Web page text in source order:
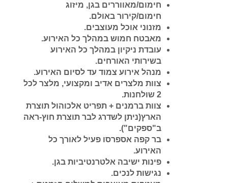
חימום/מאווררים בגן, מיזוג
חימום/קירור באולם.
מזנוני אוכל מעוצבים.
מאבטח חמוש במהלך כל האירוע.
עובדת ניקיון במהלך כל האירוע
בשירותי האורחים.
מנהל אירוע צמוד עד לסיום האירוע.
צוות מלצרים אדיב ומקצועי, מלצר לכל
2 שולחנות.
צוות ברמנים + תפריט אלכוהול תוצרת
הארץ(ניתן לשדרג לבר תוצרת חוץ-ראה
ב"ספקים").
בר קפה אספרסו פעיל לאורך כל
האירוע.
פינות ישיבה אלטרנטיביות בגן.
נגישות לנכים.